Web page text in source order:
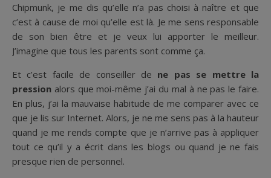
Chipmunk, je me dis qu’elle n’a pas choisi à naître et que
c’est à cause de moi qu’elle est là. Je me sens responsable
de son bien être et je veux lui apporter le meilleur.
J’imagine que tous les parents sont comme ça.
Et c’est facile de conseiller de ne pas se mettre la
pression alors que moi-même j’ai du mal à ne pas le faire.
En plus, j’ai la mauvaise habitude de me comparer avec ce
que je lis sur Internet. Alors, je ne me sens pas à la hauteur
quand je me rends compte que je n’arrive pas à appliquer
tout ce qu’il y a écrit dans les blogs ou quand je ne fais
presque rien de personnel.